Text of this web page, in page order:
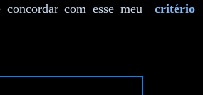
concordar com esse meu critério